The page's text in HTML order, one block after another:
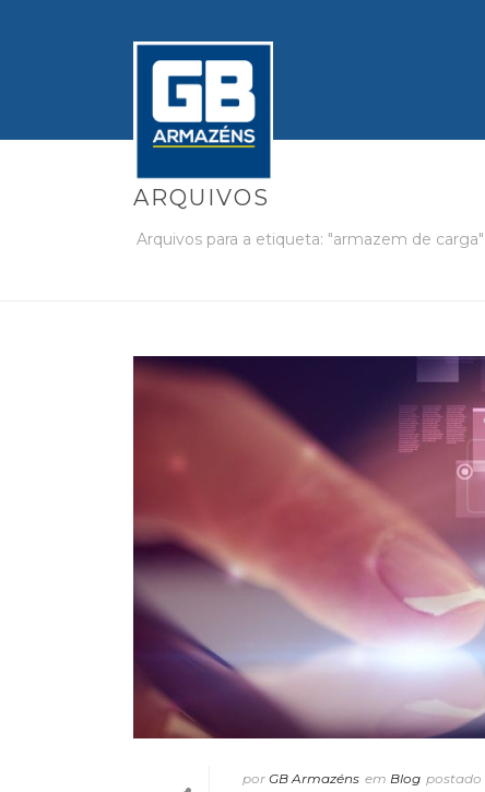
ARQUIVOS
Arquivos para a etiqueta: "armazem de carga"
por GB Armazéns em Blog postado